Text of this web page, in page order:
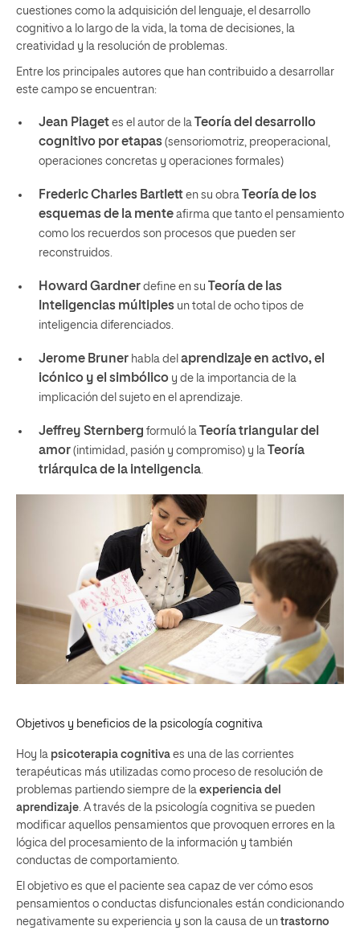
cuestiones como la adquisición del lenguaje, el desarrollo
cognitivo a lo largo de la vida, la toma de decisiones, la
creatividad y la resolución de problemas.
Entre los principales autores que han contribuido a desarrollar
este campo se encuentran:
Jean Piaget es el autor de la
Teoría del desarrollo
cognitivo por etapas(sensoriomotriz, preoperacional,
operaciones concretas y operaciones formales)
Frederic Charles Bartletten su obra
Teoría de los
esquemas de la menteafirma que tanto el pensamiento
como los recuerdos son procesos que pueden ser
reconstruidos.
Howard Gardner define en su
Teoría de las
Inteligencias múltiplesun total de ocho tipos de
inteligencia diferenciados.
Jerome Bruner habla del aprendizaje en activo, el
icónico y el simbólicoy de la importancia de la
implicación del sujeto en el aprendizaje.
Jeffrey Sternberg formuló la
Teoría triangular del
amor(intimidad, pasión y compromiso) y la
Teoría
triárquica de la inteligencia.
Objetivos y beneficios de la psicología cognitiva
Hoy la psicoterapia cognitiva es una de las corrientes
terapéuticas más utilizadas como proceso de resolución de
problemas partiendo siempre de la experiencia del
aprendizaje . A través de la psicología cognitiva se pueden
modificar aquellos pensamientos que provoquen errores en la
lógica del procesamiento de la información y también
conductas de comportamiento.
El objetivo es que el paciente sea capaz de ver cómo esos
pensamientos o conductas disfuncionales están condicionando
negativamente su experiencia y son la causa de un trastorno